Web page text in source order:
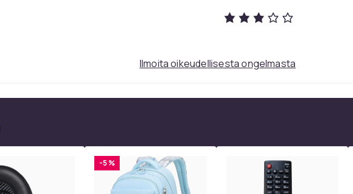
Ilmoita oikeudellisesta ongelmasta
-5 %